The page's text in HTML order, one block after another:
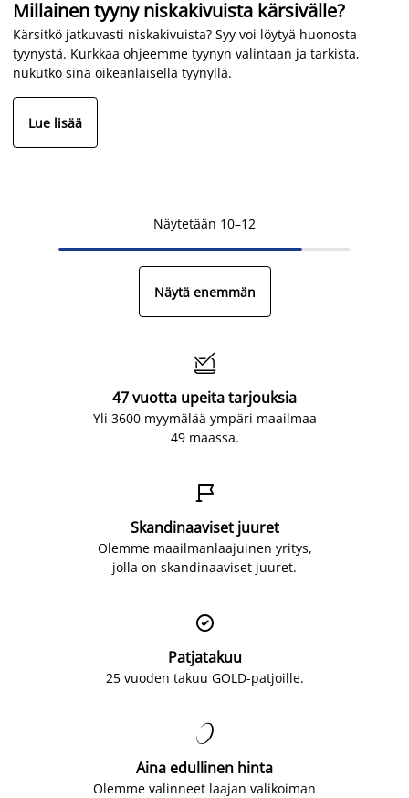
Millainen tyyny niskakivuista kärsivälle?
Kärsitkö jatkuvasti niskakivuista? Syy voi löytyä huonosta
tyynystä. Kurkkaa ohjeemme tyynyn valintaan ja tarkista,
nukutko sinä oikeanlaisella tyynyllä.
Lue lisää
Näytetään 10–12
Näytä enemmän

47 vuotta upeita tarjouksia
Yli 3600 myymälää ympäri maailmaa
49 maassa.

Skandinaaviset juuret
Olemme maailmanlaajuinen yritys,
jolla on skandinaaviset juuret.

Patjatakuu
25 vuoden takuu GOLD-patjoille.

Aina edullinen hinta
Olemme valinneet laajan valikoiman